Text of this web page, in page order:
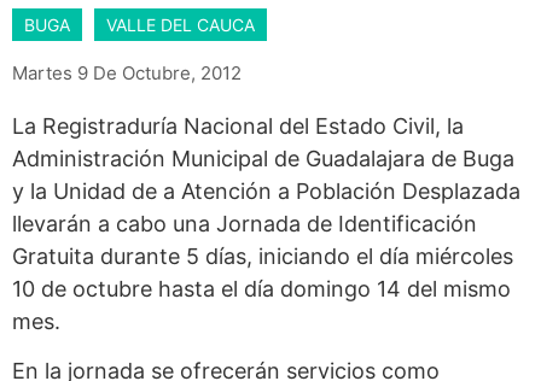
BUGA VALLE DEL CAUCA
Martes 9 De Octubre, 2012
La Registraduría Nacional del Estado Civil, la
Administración Municipal de Guadalajara de Buga
y la Unidad de a Atención a Población Desplazada
llevarán a cabo una Jornada de Identificación
Gratuita durante 5 días, iniciando el día miércoles
10 de octubre hasta el día domingo 14 del mismo
mes.
En la jornada se ofrecerán servicios como